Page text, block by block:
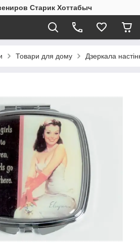
Старик Хоттабыч
Товари для дому Дзеркала